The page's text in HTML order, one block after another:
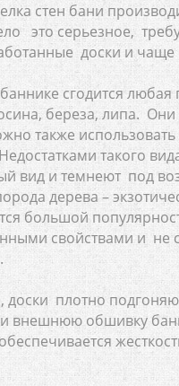
стен бани
это серьезное,
доски и чаще
сгодится
береза, липа.
также
такого
вид и темнеют под
дерева –
большой
свойствами и не
плотно
внешнюю обшивку